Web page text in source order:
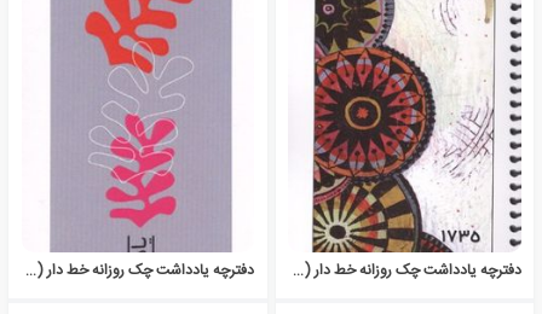
دفترچه یادداشت چک روزانه خط دار (کد 1735) دفترچه یادداشت چک روزانه خط دار (کد 1730)